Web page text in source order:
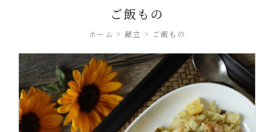
ご飯もの
ホーム 献立 ご飯もの